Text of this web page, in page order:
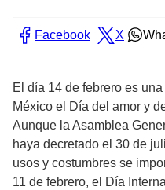
Facebook X
El día 14 de febrero es
México el Día del amor y
Aunque la Asamblea
haya decretado el 30 de
usos y costumbres se
11 de febrero, el Día